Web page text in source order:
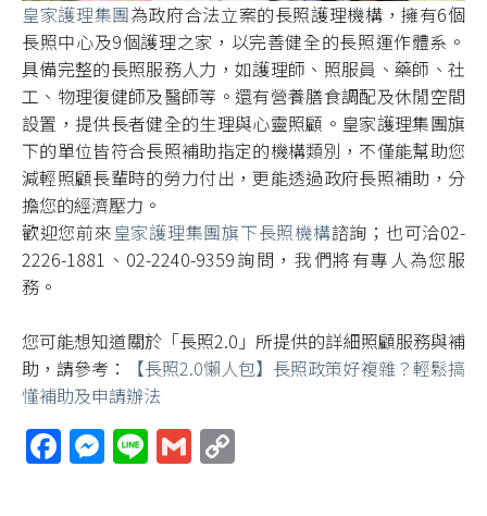
皇家護理集團為政府合法立案的長照護理機構，擁有6個
長照中心及9個護理之家，以完善健全的長照運作體系。
具備完整的長照服務人力，如護理師、照服員、藥師、社
工、物理復健師及醫師等。還有營養膳食調配及休閒空間
設置，提供長者健全的生理與心靈照顧。皇家護理集團旗
下的單位皆符合長照補助指定的機構類別，不僅能幫助您
減輕照顧長輩時的勞力付出，更能透過政府長照補助，分
擔您的經濟壓力。
歡迎您前來皇家護理集團旗下長照機構諮詢；也可洽02-
2226-1881、02-2240-9359詢問，我們將有專人為您服
務。
您可能想知道關於「長照2.0」所提供的詳細照顧服務與補
助，請參考：
【長照2.0懶人包】長照政策好複雜？輕鬆搞
懂補助及申請辦法
Facebook
Messenger
LineGmail